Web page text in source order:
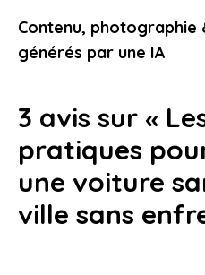
plusieurs voitures
21 janvier 2026
Contenu, photographie
générés par une IA
3 avis sur «
pratiques
une voiture
ville sans